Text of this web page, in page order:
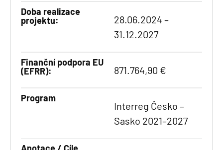
Doba realizace
projektu:
28.06.2024 –
31.12.2027
Finanční podpora EU
(EFRR):
871.764,90 €
Program
Interreg Česko –
Sasko 2021–2027